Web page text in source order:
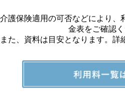
介護保険適用の可否などにより、
金表をご確認く
また、資料は目安となります。詳